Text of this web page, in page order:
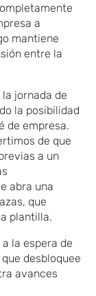
a
mantiene
entre la
jornada de
la posibilidad
de empresa.
​timos de que
a un
abra una
que
plantilla.
la espera de
desbloquee
avances